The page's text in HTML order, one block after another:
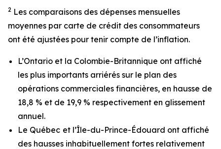
2 Les comparaisons des dépenses mensuelles
moyennes par carte de crédit des consommateurs
ont été ajustées pour tenir compte de l’inflation.
L’Ontario et la Colombie-Britannique ont affiché
les plus importants arriérés sur le plan des
opérations commerciales financières, en hausse de
18,8 % et de 19,9 % respectivement en glissement
annuel.
Le Québec et l’Île-du-Prince-Édouard ont affiché
des hausses inhabituellement fortes relativement